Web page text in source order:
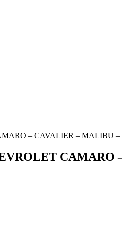
– CAVALIER – MALIBU